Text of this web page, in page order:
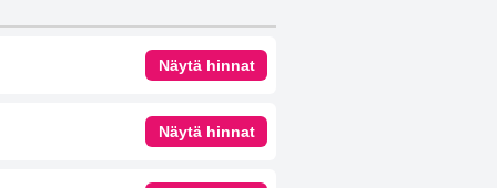
Näytä hinnat
Näytä hinnat